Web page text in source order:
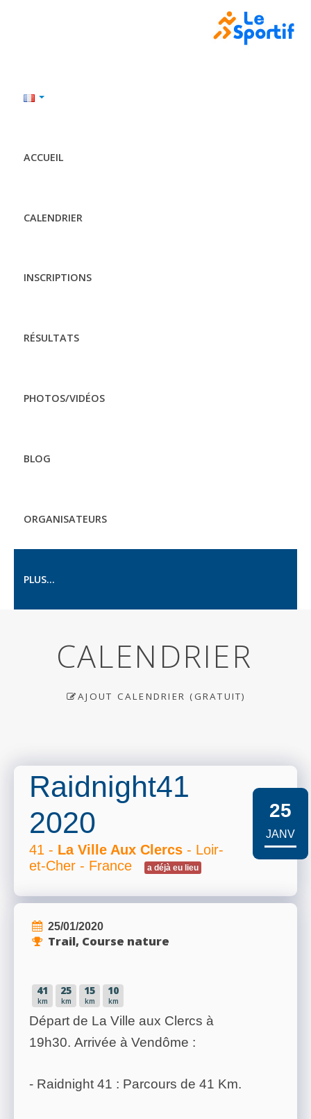
ACCUEIL
CALENDRIER
INSCRIPTIONS
RÉSULTATS
PHOTOS/VIDÉOS
BLOG
ORGANISATEURS
PLUS...
CALENDRIER
AJOUT CALENDRIER (GRATUIT)
Raidnight41
2020
41 - La Ville Aux Clercs - Loir-
et-Cher - France
a déjà eu lieu
25
JANV
25/01/2020
Trail, Course nature
41
km
25
km
15
km
10
km
Départ de La Ville aux Clercs à
19h30. Arrivée à Vendôme :
- Raidnight 41 : Parcours de 41 Km.